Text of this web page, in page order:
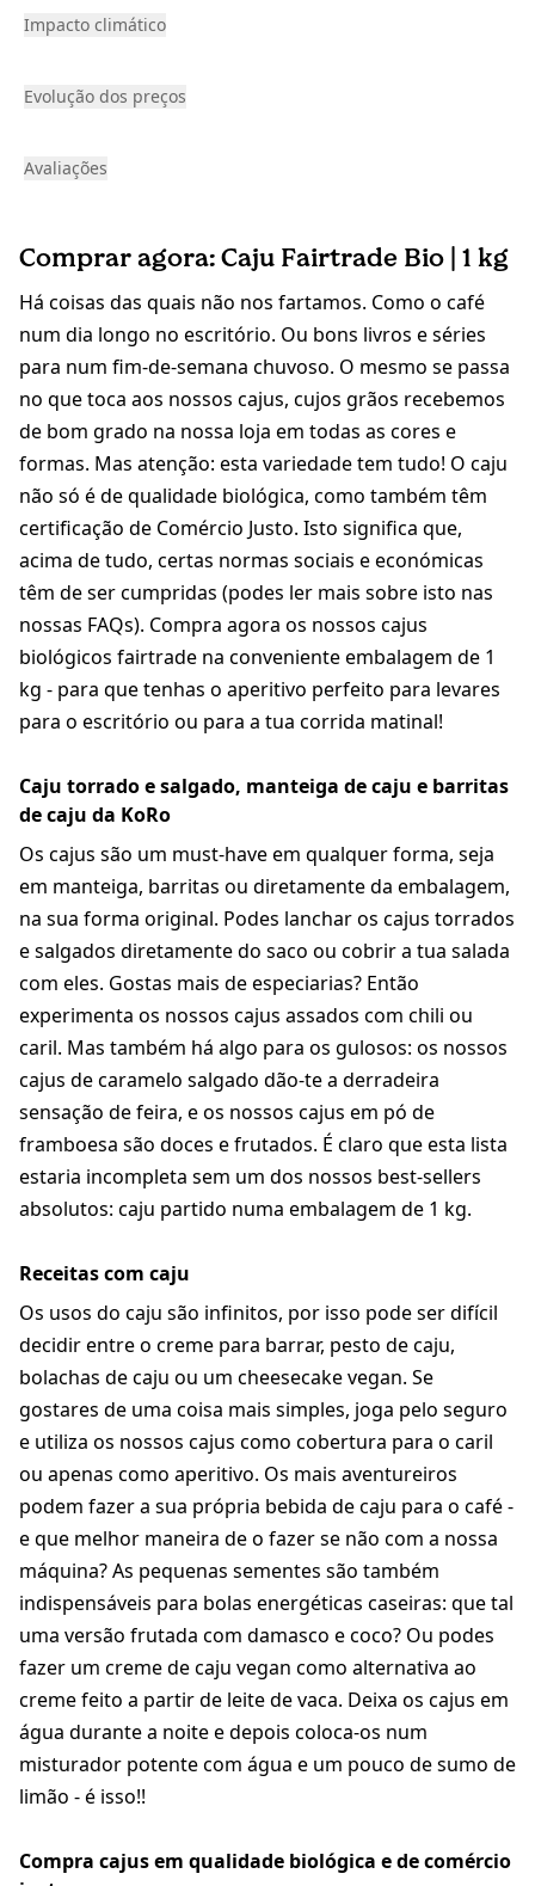
Impacto climático
Evolução dos preços
Avaliações
Comprar agora: Caju Fairtrade Bio | 1 kg
Há coisas das quais não nos fartamos. Como o café
num dia longo no escritório. Ou bons livros e séries
para num fim-de-semana chuvoso. O mesmo se passa
no que toca aos nossos cajus, cujos grãos recebemos
de bom grado na nossa loja em todas as cores e
formas. Mas atenção: esta variedade tem tudo! O caju
não só é de qualidade biológica, como também têm
certificação de Comércio Justo. Isto significa que,
acima de tudo, certas normas sociais e económicas
têm de ser cumpridas (podes ler mais sobre isto nas
nossas FAQs). Compra agora os nossos cajus
biológicos fairtrade na conveniente embalagem de 1
kg - para que tenhas o aperitivo perfeito para levares
para o escritório ou para a tua corrida matinal!
Caju torrado e salgado, manteiga de caju e barritas
de caju da KoRo
Os cajus são um must-have em qualquer forma, seja
em manteiga, barritas ou diretamente da embalagem,
na sua forma original. Podes lanchar os cajus torrados
e salgados diretamente do saco ou cobrir a tua salada
com eles. Gostas mais de especiarias? Então
experimenta os nossos cajus assados com chili ou
caril. Mas também há algo para os gulosos: os nossos
cajus de caramelo salgado dão-te a derradeira
sensação de feira, e os nossos cajus em pó de
framboesa são doces e frutados. É claro que esta lista
estaria incompleta sem um dos nossos best-sellers
absolutos: caju partido numa embalagem de 1 kg.
Receitas com caju
Os usos do caju são infinitos, por isso pode ser difícil
decidir entre o creme para barrar, pesto de caju,
bolachas de caju ou um cheesecake vegan. Se
gostares de uma coisa mais simples, joga pelo seguro
e utiliza os nossos cajus como cobertura para o caril
ou apenas como aperitivo. Os mais aventureiros
podem fazer a sua própria bebida de caju para o café -
e que melhor maneira de o fazer se não com a nossa
máquina? As pequenas sementes são também
indispensáveis para bolas energéticas caseiras: que tal
uma versão frutada com damasco e coco? Ou podes
fazer um creme de caju vegan como alternativa ao
creme feito a partir de leite de vaca. Deixa os cajus em
água durante a noite e depois coloca-os num
misturador potente com água e um pouco de sumo de
limão - é isso!!
Compra cajus em qualidade biológica e de comércio